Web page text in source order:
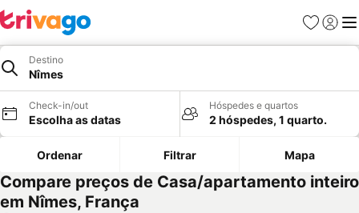
Favoritos
Iniciar
Destino
Nîmes
Check-in/out
Escolha as datas
Hóspedes e quartos
2 hóspedes, 1 quarto.
Ordenar Filtrar Mapa
Compare preços de Casa/apartamento inteiro
em Nîmes, França